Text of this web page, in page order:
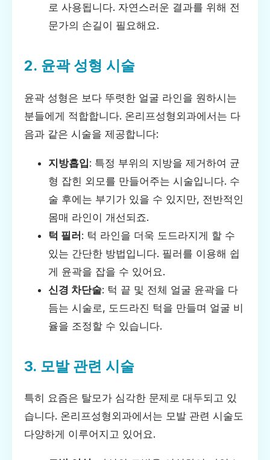
로 사용됩니다. 자연스러운 결과를 위해 전
문가의 손길이 필요해요.
2. 윤곽 성형 시술
윤곽 성형은 보다 뚜렷한 얼굴 라인을 원하시는
분들에게 적합합니다. 온리프성형외과에서는 다
음과 같은 시술을 제공합니다:
지방흡입: 특정 부위의 지방을 제거하여 균
형 잡힌 외모를 만들어주는 시술입니다. 수
술 후에는 부기가 있을 수 있지만, 전반적인
몸매 라인이 개선되죠.
턱 필러: 턱 라인을 더욱 도드라지게 할 수
있는 간단한 방법입니다. 필러를 이용해 쉽
게 윤곽을 잡을 수 있어요.
신경 차단술: 턱 끝 및 전체 얼굴 윤곽을 다
듬는 시술로, 도드라진 턱을 만들며 얼굴 비
율을 조정할 수 있습니다.
3. 모발 관련 시술
특히 요즘은 탈모가 심각한 문제로 대두되고 있
습니다. 온리프성형외과에서는 모발 관련 시술도
다양하게 이루어지고 있어요.